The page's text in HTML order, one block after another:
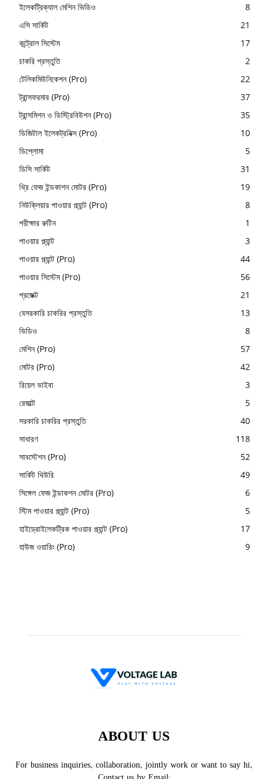
ইলেকট্রিক্যাল মেশিন ভিডিও
8
এসি সার্কিট
21
কন্ট্রোল সিস্টেম
17
চাকরি প্রস্তুতি
2
টেলিকমিউনিকেশন (Pro)
22
ট্রান্সফরমার (Pro)
37
ট্রান্সমিশন ও ডিস্ট্রিবিউশন (Pro)
35
ডিজিটাল ইলেকট্রনিক্স (Pro)
10
ডিপ্লোমা
5
ডিসি সার্কিট
31
থ্রি ফেজ ইন্ডকাশন মোটর (Pro)
19
নিউক্লিয়ার পাওয়ার প্ল্যান্ট (Pro)
8
পরীক্ষার রুটিন
1
পাওয়ার প্ল্যান্ট
3
পাওয়ার প্ল্যান্ট (Pro)
44
পাওয়ার সিস্টেম (Pro)
56
প্রজেক্ট
21
বেসরকারি চাকরির প্রস্তুতি
13
ভিডিও
8
মেশিন (Pro)
57
মোটর (Pro)
42
রিয়েল ভাইবা
3
রেজাল্ট
5
সরকারি চাকরির প্রস্তুতি
40
সাধারণ
118
সাবস্টেশন (Pro)
52
সার্কিট থিউরি
49
সিঙ্গেল ফেজ ইন্ডাকশন মোটর (Pro)
6
স্টিম পাওয়ার প্ল্যান্ট (Pro)
5
হাইড্রোইলেকট্রিক পাওয়ার প্ল্যান্ট (Pro)
17
হাউজ ওয়ারিং (Pro)
9
ABOUT US
For business inquiries, collaboration, jointly work or want to say hi,